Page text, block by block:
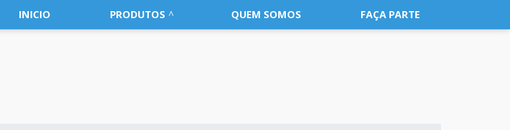
INICIO PRODUTOS QUEM SOMOS FAÇA PARTE